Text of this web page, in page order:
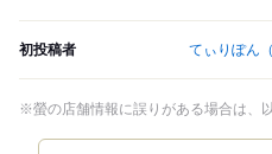
初投稿者 てぃりぽん
※螢の店舗情報に誤りがある場合は、